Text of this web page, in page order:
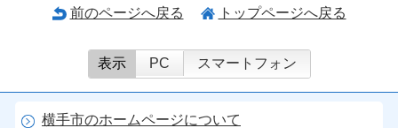
前のページへ戻る トップページへ戻る
表示 PC スマートフォン
横手市のホームページについて